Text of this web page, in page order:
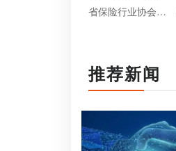
省保险行业协会VI设计
推荐新闻